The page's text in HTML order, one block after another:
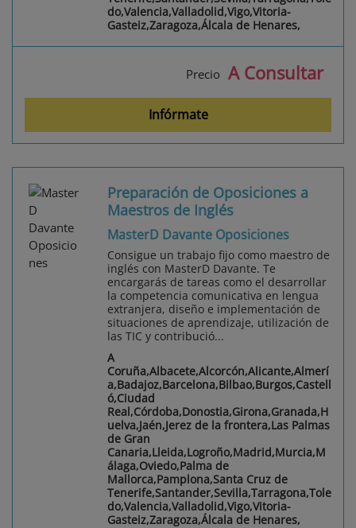
do,Valencia,Valladolid,Vigo,Vitoria-
Gasteiz,Zaragoza,Álcala de Henares,
Precio A Consultar
Infórmate
Preparación de Oposiciones a
Maestros de Inglés
MasterD Davante Oposiciones
Consigue un trabajo fijo como maestro de
inglés con MasterD Davante. Te
encargarás de tareas como el desarrollar
la competencia comunicativa en lengua
extranjera, diseño e implementación de
situaciones de aprendizaje, utilización de
las TIC y contribució...
A
Coruña,Albacete,Alcorcón,Alicante,Almerí
a,Badajoz,Barcelona,Bilbao,Burgos,Castell
ó,Ciudad
Real,Córdoba,Donostia,Girona,Granada,H
uelva,Jaén,Jerez de la frontera,Las Palmas
de Gran
Canaria,Lleida,Logroño,Madrid,Murcia,M
álaga,Oviedo,Palma de
Mallorca,Pamplona,Santa Cruz de
Tenerife,Santander,Sevilla,Tarragona,Tole
do,Valencia,Valladolid,Vigo,Vitoria-
Gasteiz,Zaragoza,Álcala de Henares,